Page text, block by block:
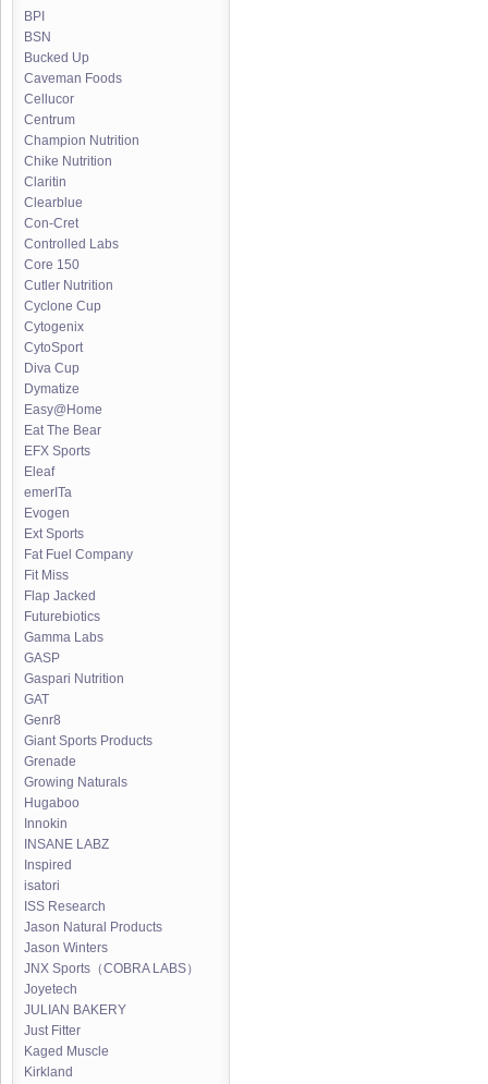
BPI
BSN
Bucked Up
Caveman Foods
Cellucor
Centrum
Champion Nutrition
Chike Nutrition
Claritin
Clearblue
Con-Cret
Controlled Labs
Core 150
Cutler Nutrition
Cyclone Cup
Cytogenix
CytoSport
Diva Cup
Dymatize
Easy@Home
Eat The Bear
EFX Sports
Eleaf
emerITa
Evogen
Ext Sports
Fat Fuel Company
Fit Miss
Flap Jacked
Futurebiotics
Gamma Labs
GASP
Gaspari Nutrition
GAT
Genr8
Giant Sports Products
Grenade
Growing Naturals
Hugaboo
Innokin
INSANE LABZ
Inspired
isatori
ISS Research
Jason Natural Products
Jason Winters
JNX Sports（COBRA LABS）
Joyetech
JULIAN BAKERY
Just Fitter
Kaged Muscle
Kirkland